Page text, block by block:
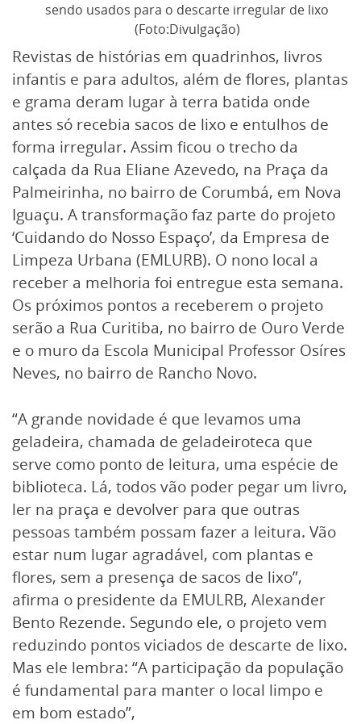
sendo usados para o descarte irregular de lixo
(Foto:Divulgação)
Revistas de histórias em quadrinhos, livros
infantis e para adultos, além de flores, plantas
e grama deram lugar à terra batida onde
antes só recebia sacos de lixo e entulhos de
forma irregular. Assim ficou o trecho da
calçada da Rua Eliane Azevedo, na Praça da
Palmeirinha, no bairro de Corumbá, em Nova
Iguaçu. A transformação faz parte do projeto
‘Cuidando do Nosso Espaço’, da Empresa de
Limpeza Urbana (EMLURB). O nono local a
receber a melhoria foi entregue esta semana.
Os próximos pontos a receberem o projeto
serão a Rua Curitiba, no bairro de Ouro Verde
e o muro da Escola Municipal Professor Osíres
Neves, no bairro de Rancho Novo.
“A grande novidade é que levamos uma
geladeira, chamada de geladeiroteca que
serve como ponto de leitura, uma espécie de
biblioteca. Lá, todos vão poder pegar um livro,
ler na praça e devolver para que outras
pessoas também possam fazer a leitura. Vão
estar num lugar agradável, com plantas e
flores, sem a presença de sacos de lixo”,
afirma o presidente da EMULRB, Alexander
Bento Rezende. Segundo ele, o projeto vem
reduzindo pontos viciados de descarte de lixo.
Mas ele lembra: “A participação da população
é fundamental para manter o local limpo e
em bom estado”,